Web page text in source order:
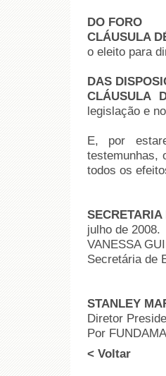
DO FORO
CLÁUSULA
o eleito para
DAS
CLÁUSULA
legislação e
E, por
testemunhas,
todos os
julho de 2008.
VANESSA
Secretária de
STANLEY
Diretor
Por
< Voltar